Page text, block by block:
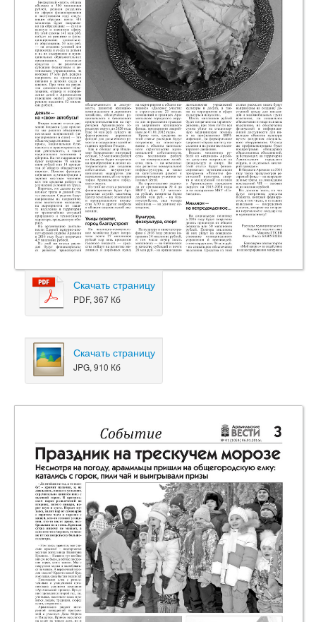
Скачать страницу
PDF, 367 Кб
Скачать страницу
JPG, 910 Кб